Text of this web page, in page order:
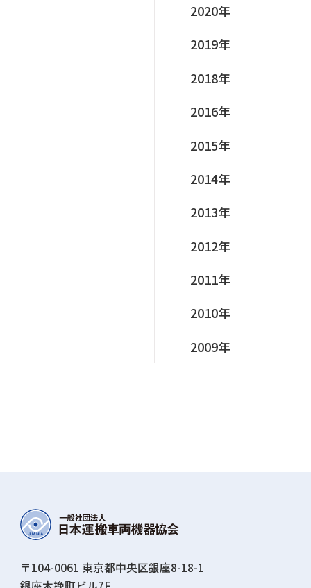
2020年
2019年
2018年
2016年
2015年
2014年
2013年
2012年
2011年
2010年
2009年
〒104-0061 東京都中央区銀座8-18-1